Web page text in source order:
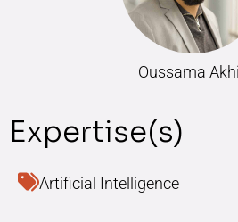
Oussama
Artificial Intelligence